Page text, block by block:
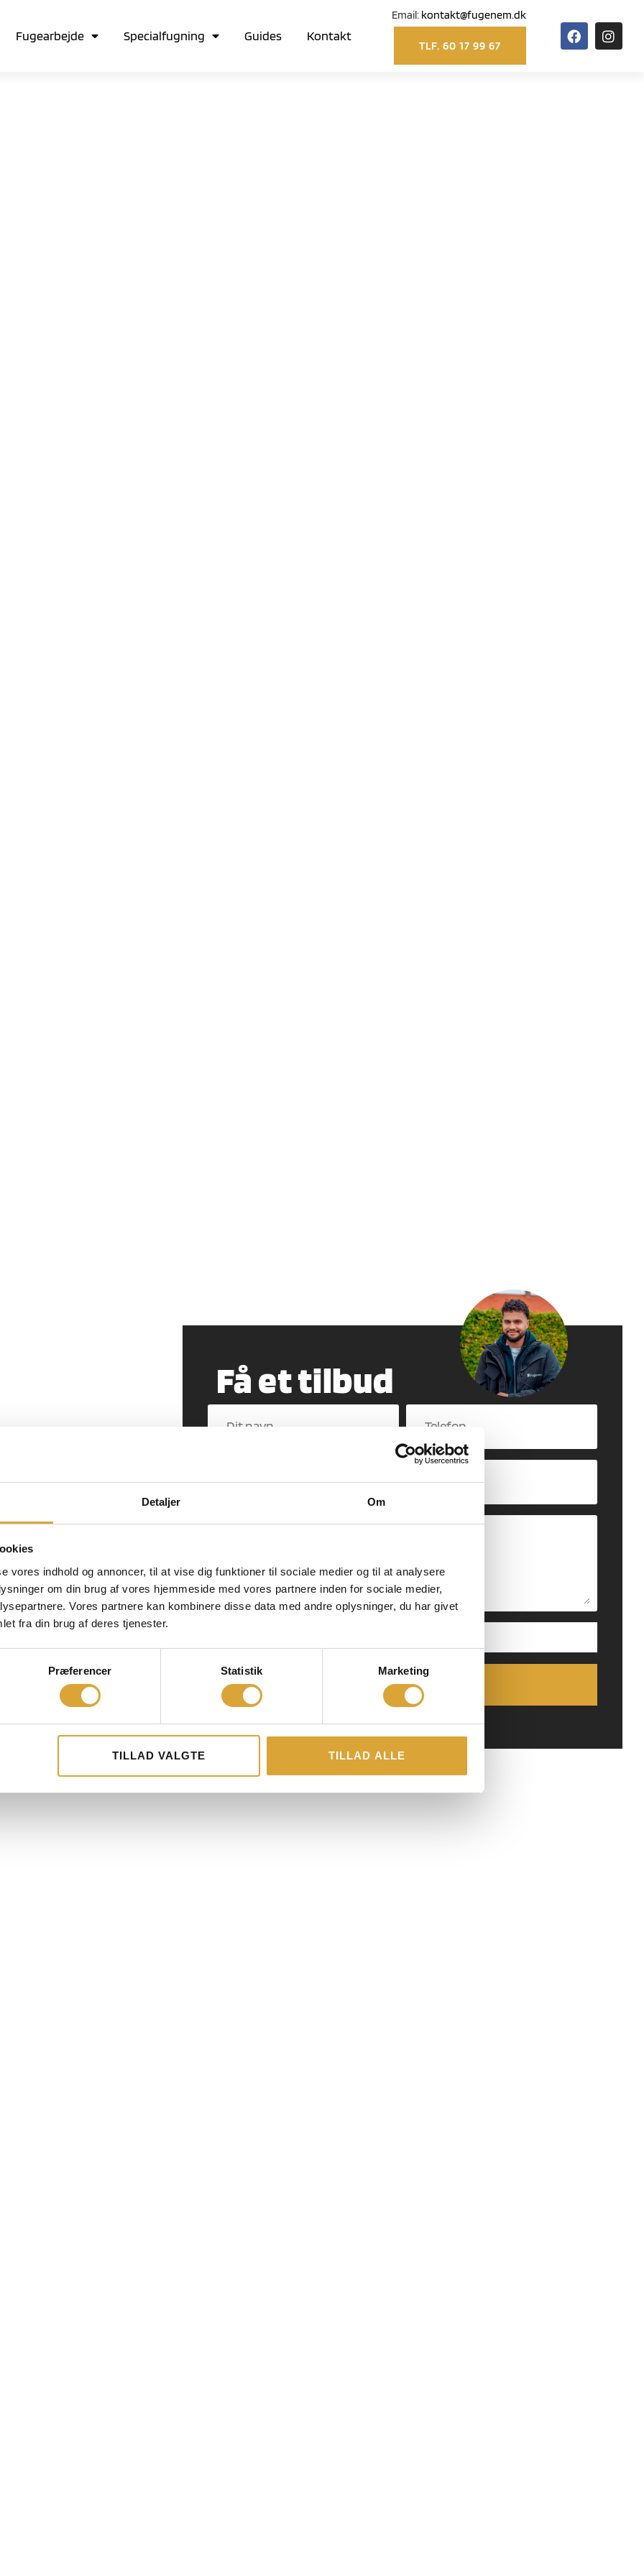
Detaljer Om
vores indhold og annoncer, til at vise dig funktioner til sociale medier og til at analysere
om din brug af vores hjemmeside med vores partnere inden for sociale medier,
Vores partnere kan kombinere disse data med andre oplysninger, du har givet
fra din brug af deres tjenester.
Præferencer Statistik Marketing
TILLAD VALGTE TILLAD ALLE
Fugearbejde Specialfugning Guides Kontakt
Email: kontakt@fugenem.dk
TLF. 60 17 99 67
i Lyngby. Vi er hele
førende fugefirma.
Få et tilbud
JA TAK! RING MIG OP